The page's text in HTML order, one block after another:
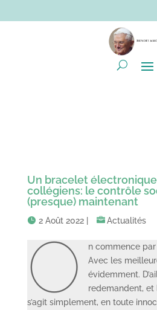
Un bracelet
collégiens: le contrôle
(presque) maintenant
2 Août 2022| Actualités
O n commence
Avec les
évidemment.
redemandent, et
s’agit simplement, en toute